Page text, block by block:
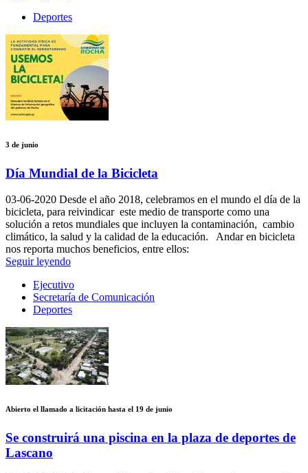
Deportes
3 de junio
Día Mundial de la Bicicleta
03-06-2020 Desde el año 2018, celebramos en el mundo el día de la
bicicleta, para reivindicar este medio de transporte como una
solución a retos mundiales que incluyen la contaminación, cambio
climático, la salud y la calidad de la educación. Andar en bicicleta
nos reporta muchos beneficios, entre ellos:
Seguir leyendo
Ejecutivo
Secretaría de Comunicación
Deportes
Abierto el llamado a licitación hasta el 19 de junio
Se construirá una piscina en la plaza de deportes de
Lascano